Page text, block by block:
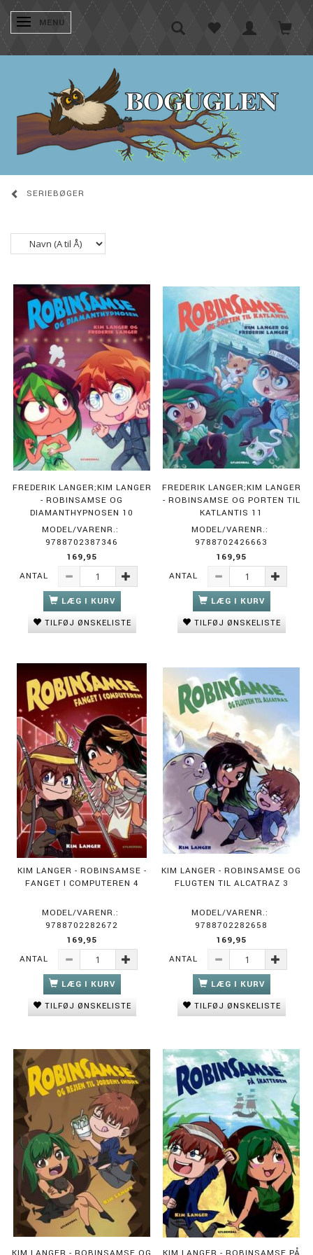
SKIFTE NAVIGATION
MENU
SERIEBØGER
FREDERIK LANGER;KIM LANGER
- ROBINSAMSE OG
DIAMANTHYPNOSEN 10
MODEL/VARENR.:
9788702387346
169,95
ANTAL
LÆG I KURV
TILFØJ ØNSKELISTE
FREDERIK LANGER;KIM LANGER
- ROBINSAMSE OG PORTEN TIL
KATLANTIS 11
MODEL/VARENR.:
9788702426663
169,95
ANTAL
LÆG I KURV
TILFØJ ØNSKELISTE
KIM LANGER - ROBINSAMSE -
FANGET I COMPUTEREN 4
MODEL/VARENR.:
9788702282672
169,95
ANTAL
LÆG I KURV
TILFØJ ØNSKELISTE
KIM LANGER - ROBINSAMSE OG
FLUGTEN TIL ALCATRAZ 3
MODEL/VARENR.:
9788702282658
169,95
ANTAL
LÆG I KURV
TILFØJ ØNSKELISTE